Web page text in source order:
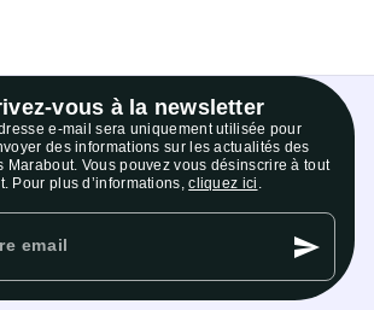
vous à la newsletter
e-mail sera uniquement utilisée pour
des informations sur les actualités des
Marabout. Vous pouvez vous désinscrire à tout
Pour plus d’informations,cliquez ici .
email send